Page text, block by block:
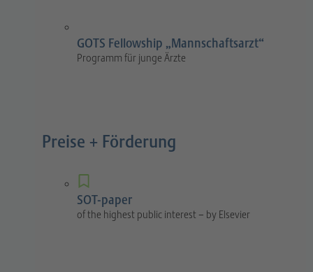
GOTS Fellowship „Mannschaftsarzt“
Programm für junge Ärzte
Preise + Förderung
SOT-paper
of the highest public interest – by Elsevier